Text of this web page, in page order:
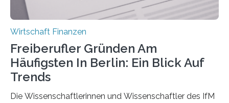
Wirtschaft Finanzen
Freiberufler Gründen Am
Häufigsten In Berlin: Ein Blick Auf
Trends
Die Wissenschaftlerinnen und Wissenschaftler des IfM